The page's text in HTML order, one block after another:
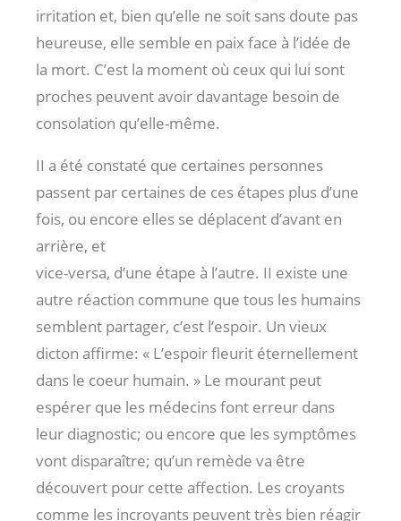
irritation et, bien qu’elle ne soit sans doute pas
heureuse, elle semble en paix face à l’idée de
la mort. C’est la moment où ceux qui lui sont
proches peuvent avoir davantage besoin de
consolation qu’elle-même.
II a été constaté que certaines personnes
passent par certaines de ces étapes plus d’une
fois, ou encore elles se déplacent d’avant en
arrière, et
vice-versa, d’une étape à l’autre. II existe une
autre réaction commune que tous les humains
semblent partager, c’est l’espoir. Un vieux
dicton affirme: « L’espoir fleurit éternellement
dans le coeur humain. » Le mourant peut
espérer que les médecins font erreur dans
leur diagnostic; ou encore que les symptômes
vont disparaître; qu’un remède va être
découvert pour cette affection. Les croyants
comme les incroyants peuvent très bien réagir